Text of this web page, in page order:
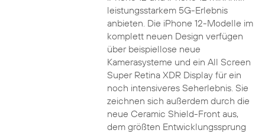
leistungsstarkem 5G-Erlebnis
anbieten. Die iPhone 12-Modelle im
komplett neuen Design verfügen
über beispiellose neue
Kamerasysteme und ein All Screen
Super Retina XDR Display für ein
noch intensiveres Seherlebnis. Sie
zeichnen sich außerdem durch die
neue Ceramic Shield-Front aus,
dem größten Entwicklungssprung